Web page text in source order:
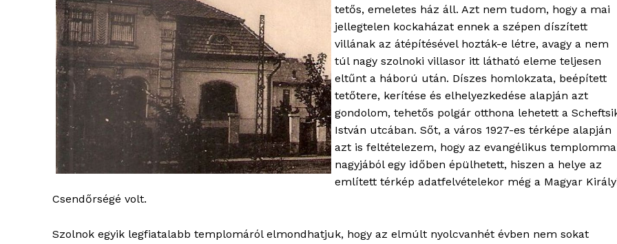
tetős, emeletes ház áll. Azt nem tudom, hogy a mai
jellegtelen kockaházat ennek a szépen díszített
villának az átépítésével hozták-e létre, avagy a nem
túl nagy szolnoki villasor itt látható eleme teljesen
eltűnt a háború után. Díszes homlokzata, beépített
tetőtere, kerítése és elhelyezkedése alapján azt
gondolom, tehetős polgár otthona lehetett a
István utcában. Sőt, a város 1927-es térképe alapján
azt is feltételezem, hogy az evangélikus
nagyjából egy időben épülhetett, hiszen a helye az
említett térkép adatfelvételekor még a Magyar
Csendőrségé volt.
Szolnok egyik legfiatalabb templomáról elmondhatjuk, hogy az elmúlt nyolcvanhét évben nem sokat